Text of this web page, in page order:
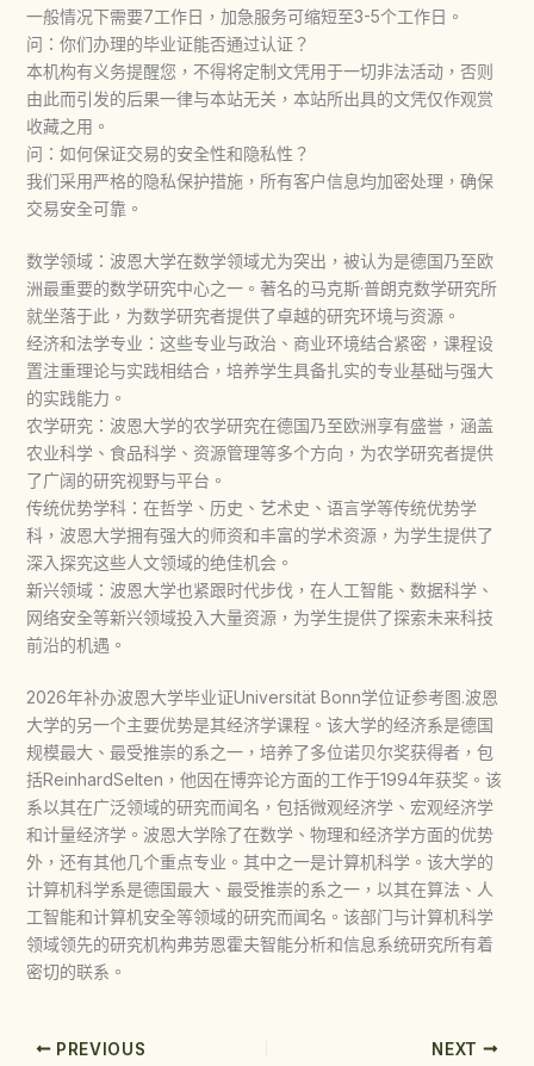
一般情况下需要7工作日，加急服务可缩短至3-5个工作日。
问：你们办理的毕业证能否通过认证？
本机构有义务提醒您，不得将定制文凭用于一切非法活动，否则
由此而引发的后果一律与本站无关，本站所出具的文凭仅作观赏
收藏之用。
问：如何保证交易的安全性和隐私性？
我们采用严格的隐私保护措施，所有客户信息均加密处理，确保
交易安全可靠。
数学领域：波恩大学在数学领域尤为突出，被认为是德国乃至欧
洲最重要的数学研究中心之一。著名的马克斯·普朗克数学研究所
就坐落于此，为数学研究者提供了卓越的研究环境与资源。
经济和法学专业：这些专业与政治、商业环境结合紧密，课程设
置注重理论与实践相结合，培养学生具备扎实的专业基础与强大
的实践能力。
农学研究：波恩大学的农学研究在德国乃至欧洲享有盛誉，涵盖
农业科学、食品科学、资源管理等多个方向，为农学研究者提供
了广阔的研究视野与平台。
传统优势学科：在哲学、历史、艺术史、语言学等传统优势学
科，波恩大学拥有强大的师资和丰富的学术资源，为学生提供了
深入探究这些人文领域的绝佳机会。
新兴领域：波恩大学也紧跟时代步伐，在人工智能、数据科学、
网络安全等新兴领域投入大量资源，为学生提供了探索未来科技
前沿的机遇。
2026年补办波恩大学毕业证Universität Bonn学位证参考图.波恩
大学的另一个主要优势是其经济学课程。该大学的经济系是德国
规模最大、最受推崇的系之一，培养了多位诺贝尔奖获得者，包
括ReinhardSelten，他因在博弈论方面的工作于1994年获奖。该
系以其在广泛领域的研究而闻名，包括微观经济学、宏观经济学
和计量经济学。波恩大学除了在数学、物理和经济学方面的优势
外，还有其他几个重点专业。其中之一是计算机科学。该大学的
计算机科学系是德国最大、最受推崇的系之一，以其在算法、人
工智能和计算机安全等领域的研究而闻名。该部门与计算机科学
领域领先的研究机构弗劳恩霍夫智能分析和信息系统研究所有着
密切的联系。
PREVIOUS NEXT